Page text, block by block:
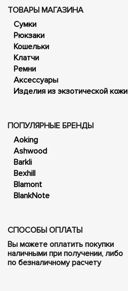
ТОВАРЫ МАГАЗИНА
Сумки
Рюкзаки
Кошельки
Клатчи
Ремни
Аксессуары
Изделия из экзотической кожи
ПОПУЛЯРНЫЕ БРЕНДЫ
Aoking
Ashwood
Barkli
Bexhill
Blamont
BlankNote
СПОСОБЫ ОПЛАТЫ
Вы можете оплатить покупки
наличными при получении, либо
по безналичному расчету